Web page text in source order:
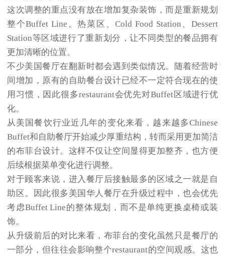
这次调整的重点没有放在增加复杂装饰，而是重新规划
整个Buffet Line。热菜区、Cold Food Station、Dessert
Station等区域进行了重新划分，让不同类型的餐品拥有
更加清晰的位置。
不少美国餐厅在翻新时都会遇到类似情况。随着经营时
间增加，原有的自助餐台设计已经不一定符合现在的使
用习惯，因此很多restaurant会优先对Buffet区域进行优
化。
从美国餐饮行业近几年的变化来看，越来越多Chinese
Buffet和自助餐厅开始减少厚重结构，转而采用更加简洁
的布菲台设计。这样不仅让空间显得更加整齐，也方便
后续根据菜单变化进行调整。
对于顾客来说，进入餐厅后接触最多的区域之一就是自
助区。因此很多美国华人餐厅在升级过程中，也会优先
考虑Buffet Line的整体规划，而不是单纯更换桌椅或装
饰。
从升级前后的对比来看，布菲台的变化虽然只是餐厅的
一部分，但往往会影响整个restaurant的空间观感。这也